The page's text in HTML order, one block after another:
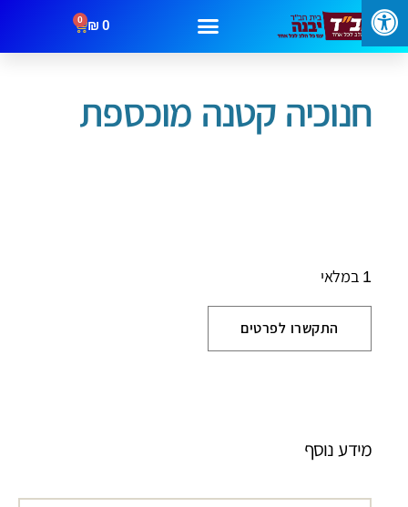
0
₪
0
עמוד הבית/חנוכה/ חנוכיה קטנה מוכספת
חנוכיה קטנה מוכספת
1 במלאי
התקשרו לפרטים
מידע נוסף